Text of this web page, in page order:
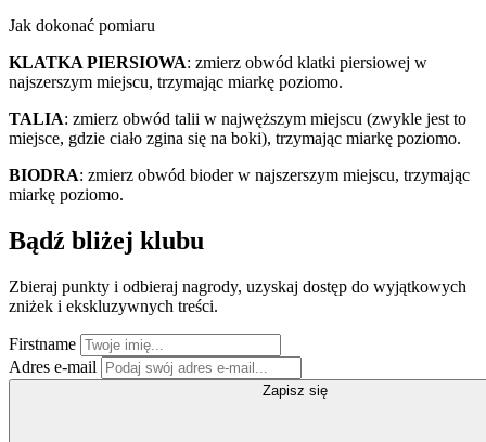
Jak dokonać pomiaru
KLATKA PIERSIOWA: zmierz obwód klatki piersiowej w
najszerszym miejscu, trzymając miarkę poziomo.
TALIA: zmierz obwód talii w najwęższym miejscu (zwykle jest to
miejsce, gdzie ciało zgina się na boki), trzymając miarkę poziomo.
BIODRA: zmierz obwód bioder w najszerszym miejscu, trzymając
miarkę poziomo.
Bądź bliżej klubu
Zbieraj punkty i odbieraj nagrody, uzyskaj dostęp do wyjątkowych
zniżek i ekskluzywnych treści.
Firstname
Adres e-mail
Zapisz się